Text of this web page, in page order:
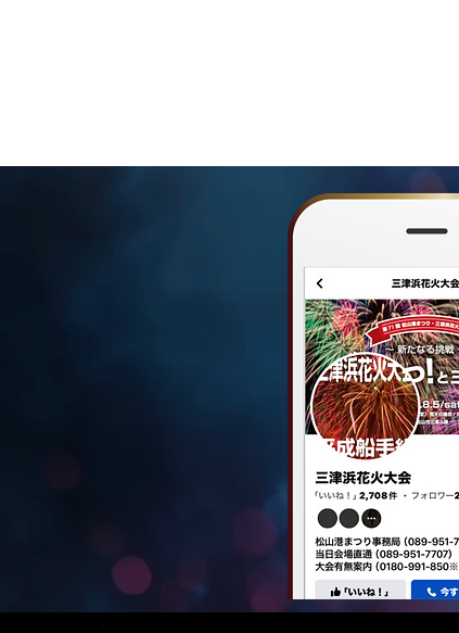
募金箱についての御礼と